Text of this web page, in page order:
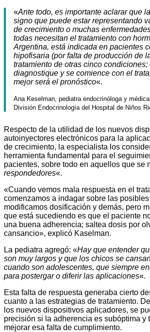
«Ante todo, es importante aclarar que
signo que puede estar representando
de crecimiento o muchas
todas necesitan el tratamiento con
Argentina, está indicada en pacientes
hipofisaria (por falta de producción de
tratamiento de otras cinco condiciones;
diagnostique y se comience con el
mejor será el pronóstico«.
Ana Keselman, pediatra endocrinóloga y
División Endocrinología del Hospital de Niños
Respecto de la utilidad de los nuevos
autoinyectores electrónicos para la
de crecimiento, la especialista los
herramienta fundamental para el
pacientes, sobre todo en aquellos que se
respondedores«.
«Cuando vemos mala respuesta en el
comenzamos a indagar sobre las
modificamos dosificación y demás, pero
que está sucediendo es que el paciente
una buena adherencia; saltea dosis por
cansancio», explicó Kaselman.
La pediatra agregó: «Hay que entender
son muy largos y que los chicos se
cuando son adolescentes, que siempre
para postergar o diferir las aplicaciones«.
Esta falta de respuesta generaba cierto
cuanto a las estrategias de tratamiento.
los nuevos dispositivos aplicadores, se
precisión si la adherencia es subóptima y
mejorar esa falta de cumplimiento.